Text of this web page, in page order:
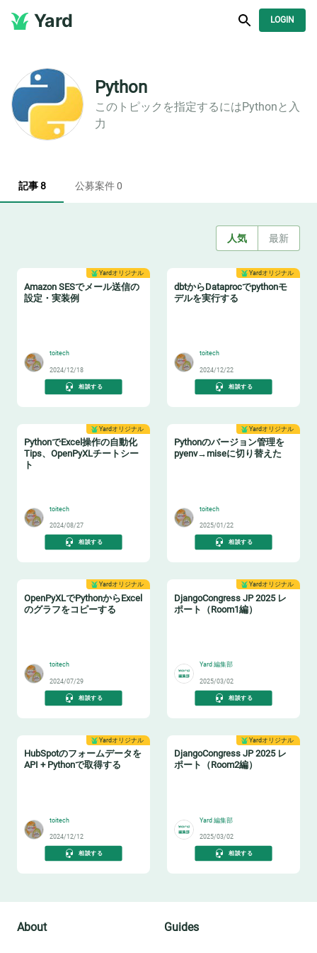
Yard LOGIN
Python
このトピックを指定するにはPython と入
力
記事 8 公募案件 0
人気 最新
Yardオリジナル
Amazon SESでメール送信の
設定・実装例
toitech
2024/12/18
相談する
Yardオリジナル
dbtからDataprocでpythonモ
デルを実行する
toitech
2024/12/22
相談する
Yardオリジナル
PythonでExcel操作の自動化
Tips、OpenPyXLチートシー
ト
toitech
2024/08/27
相談する
Yardオリジナル
Pythonのバージョン管理を
pyenv→miseに切り替えた
toitech
2025/01/22
相談する
Yardオリジナル
OpenPyXLでPythonからExcel
のグラフをコピーする
toitech
2024/07/29
相談する
Yardオリジナル
DjangoCongress JP 2025 レ
ポート（Room1編）
Yard 編集部
2025/03/02
相談する
Yardオリジナル
HubSpotのフォームデータを
API + Pythonで取得する
toitech
2024/12/12
相談する
Yardオリジナル
DjangoCongress JP 2025 レ
ポート（Room2編）
Yard 編集部
2025/03/02
相談する
About Guides